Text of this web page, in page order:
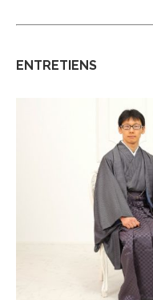
ENTRETIENS